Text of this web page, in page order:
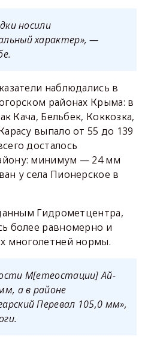
носили
характер», —
наблюдались в
районах Крыма: в
Кача, Бельбек, Коккозка,
выпало от 55 до 139
досталось
минимум — 24 мм
у села Пионерское в
Гидрометцентра,
более равномерно и
многолетней нормы.
М[етеостации] Ай-
а в районе
Перевал 105,0 мм»,